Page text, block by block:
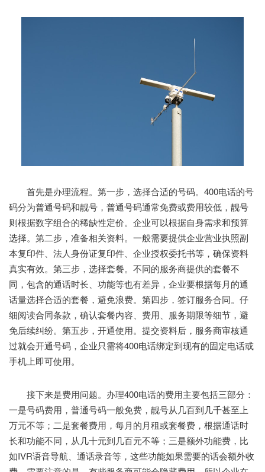
首先是办理流程。第一步，选择合适的号码。400电话的号
码分为普通号码和靓号，普通号码通常免费或费用较低，靓号
则根据数字组合的稀缺性定价。企业可以根据自身需求和预算
选择。第二步，准备相关资料。一般需要提供企业营业执照副
本复印件、法人身份证复印件、企业授权委托书等，确保资料
真实有效。第三步，选择套餐。不同的服务商提供的套餐不
同，包含的通话时长、功能等也有差异，企业要根据每月的通
话量选择合适的套餐，避免浪费。第四步，签订服务合同。仔
细阅读合同条款，确认套餐内容、费用、服务期限等细节，避
免后续纠纷。第五步，开通使用。提交资料后，服务商审核通
过就会开通号码，企业只需将400电话绑定到现有的固定电话或
手机上即可使用。
接下来是费用问题。办理400电话的费用主要包括三部分：
一是号码费用，普通号码一般免费，靓号从几百到几千甚至上
万元不等；二是套餐费用，每月的月租或套餐费，根据通话时
长和功能不同，从几十元到几百元不等；三是额外功能费，比
如IVR语音导航、通话录音等，这些功能如果需要的话会额外收